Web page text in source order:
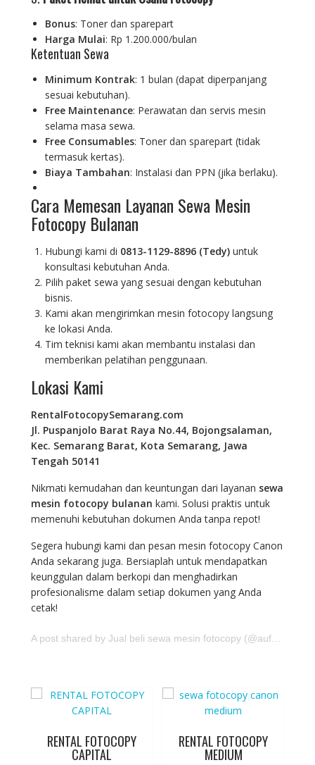
Bonus: Toner dan sparepart
Harga Mulai: Rp 1.200.000/bulan
Ketentuan Sewa
Minimum Kontrak: 1 bulan (dapat diperpanjang
sesuai kebutuhan).
Free Maintenance: Perawatan dan servis mesin
selama masa sewa.
Free Consumables: Toner dan sparepart (tidak
termasuk kertas).
Biaya Tambahan: Instalasi dan PPN (jika berlaku).
Cara Memesan Layanan Sewa Mesin
Fotocopy Bulanan
Hubungi kami di 0813-1129-8896 (Tedy)untuk
konsultasi kebutuhan Anda.
Pilih paket sewa yang sesuai dengan kebutuhan
bisnis.
Kami akan mengirimkan mesin fotocopy langsung
ke lokasi Anda.
Tim teknisi kami akan membantu instalasi dan
memberikan pelatihan penggunaan.
Lokasi Kami
RentalFotocopySemarang.com
Jl. Puspanjolo Barat Raya No.44, Bojongsalaman,
Kec. Semarang Barat, Kota Semarang, Jawa
Tengah 50141
Nikmati kemudahan dan keuntungan dari layanan sewa
mesin fotocopy bulanan kami. Solusi praktis untuk
memenuhi kebutuhan dokumen Anda tanpa repot!
Segera hubungi kami dan pesan mesin fotocopy Canon
Anda sekarang juga. Bersiaplah untuk mendapatkan
keunggulan dalam berkopi dan menghadirkan
profesionalisme dalam setiap dokumen yang Anda
cetak!
A post shared by Jual beli sewa mesin fotocopy (@aufajaya.id)
RENTAL FOTOCOPY
CAPITAL
RENTAL FOTOCOPY
MEDIUM